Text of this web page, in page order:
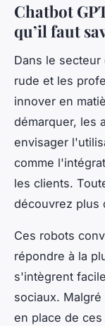
Chatbot
qu’il faut
Dans le
rude et les
innover en
démarquer, les
envisager
comme
les clients.
découvrez plus
Ces robots
répondre à la
s'intègrent
sociaux.
en place de